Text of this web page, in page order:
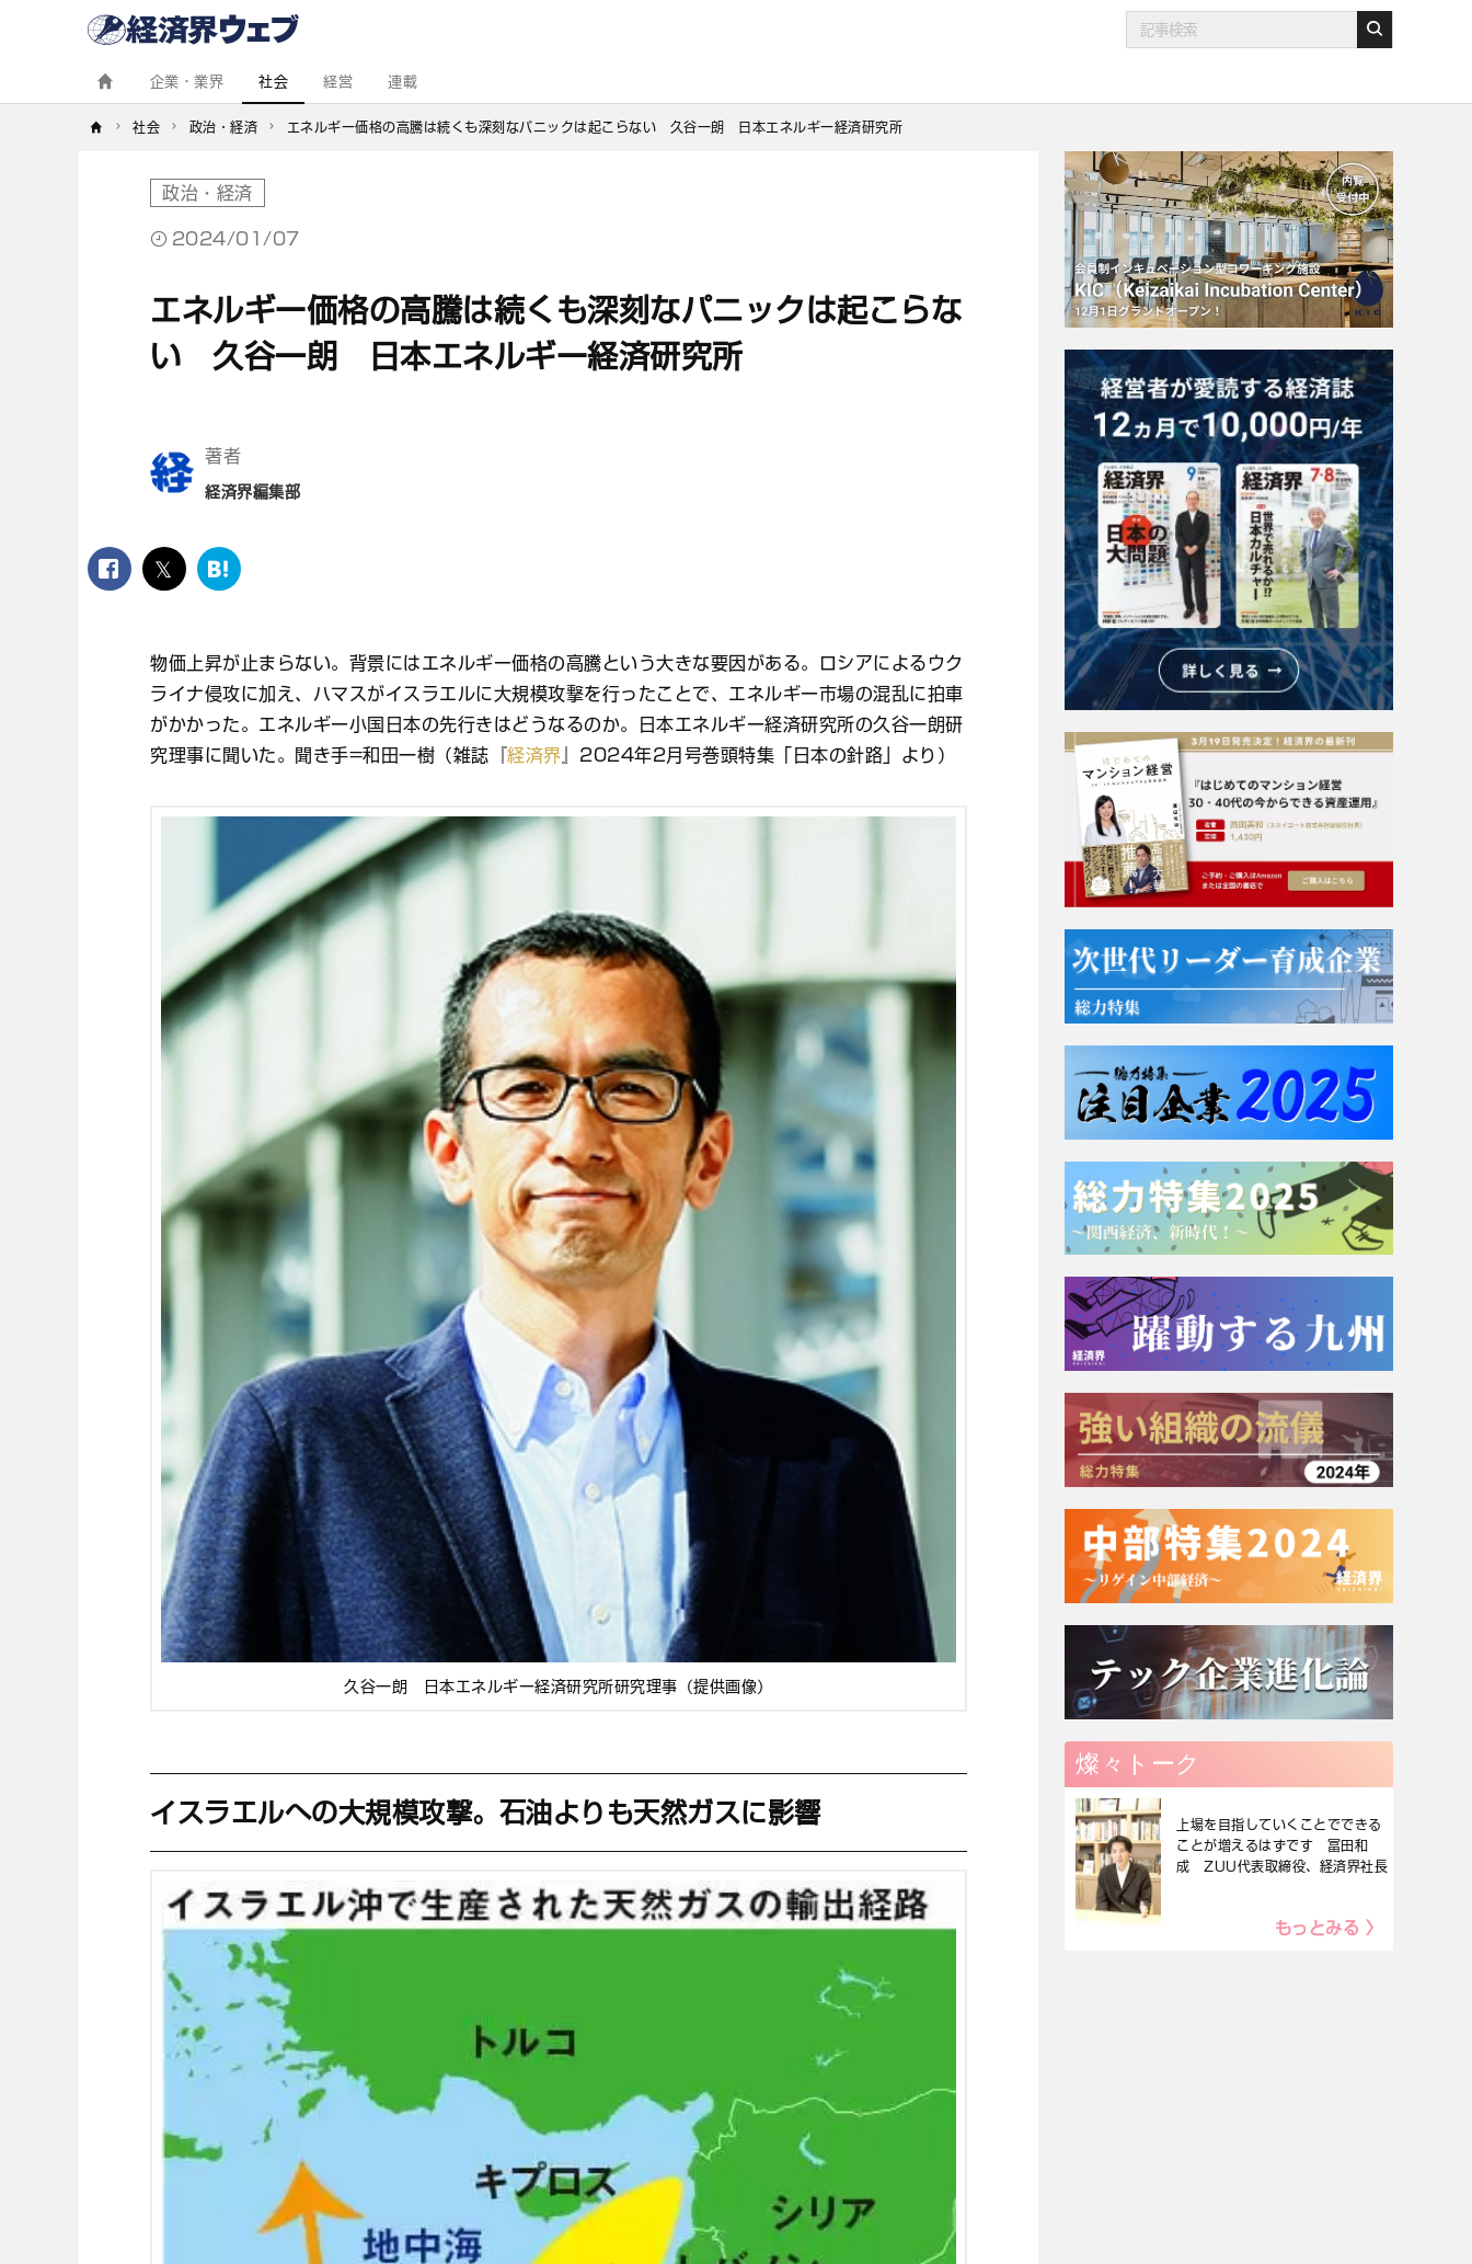
企業・業界 社会 経営 連載
社会 政治・経済 エネルギー価格の高騰は続くも深刻なパニックは起こらない　久谷一朗　日本エネルギー経済研究所
政治・経済
2024/01/07
エネルギー価格の高騰は続くも深刻なパニックは起こらな
い 久谷一朗 日本エネルギー経済研究所
著者
経済界編集部
facebook
twitter
は
ッ
ク
マ
ー
ク
物価上昇が止まらない。背景にはエネルギー価格の高騰という大きな要因がある。ロシアによるウク
ライナ侵攻に加え、ハマスがイスラエルに大規模攻撃を行ったことで、エネルギー市場の混乱に拍車
がかかった。エネルギー小国日本の先行きはどうなるのか。日本エネルギー経済研究所の久谷一朗研
究理事に聞いた。聞き手=和田一樹（雑誌『 経済界 』2024年2月号巻頭特集「日本の針路」より）
久谷一朗 日本エネルギー経済研究所研究理事（提供画像）
イスラエルへの大規模攻撃。石油よりも天然ガスに影響
燦々トーク
上場を目指していくことでできる
ことが増えるはずです 冨田和
成 ZUU代表取締役、経済界社長
もっとみる 〉